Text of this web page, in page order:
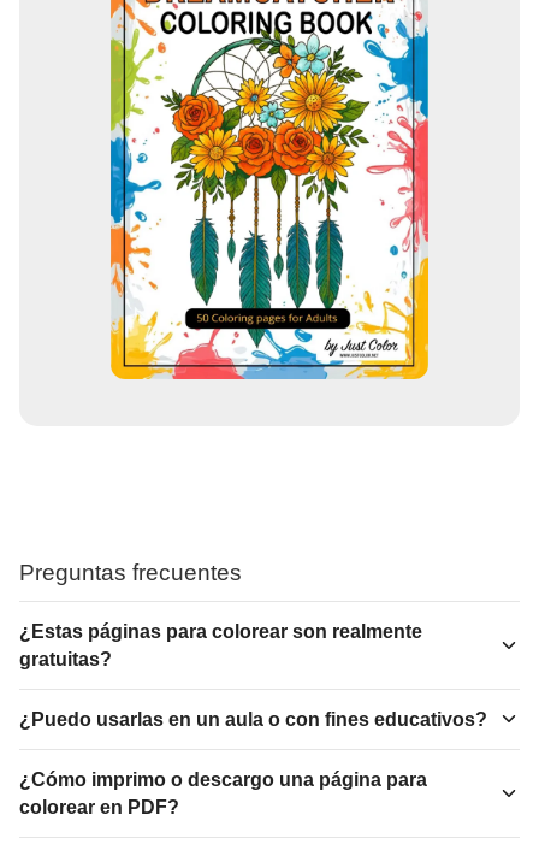
Preguntas frecuentes
¿Estas páginas para colorear son realmente
gratuitas?
¿Puedo usarlas en un aula o con fines educativos?
¿Cómo imprimo o descargo una página para
colorear en PDF?